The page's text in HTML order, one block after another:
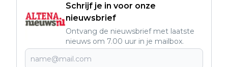
Schrijf je in voor onze
nieuwsbrief
Ontvang de nieuwsbrief met laatste
nieuws om 7.00 uur in je mailbox.